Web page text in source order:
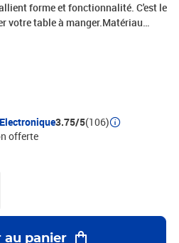
forme et fonctionnalité. C'est le
votre table à manger.Matériau
est fabriqué en acier
à manger lui permet de supporter
pratique : Ce pied de table à
réglables, garantissant une
et minimisant les rayures.
pré-percés et de vis fournies,
le pied au plateau de table
montage.Esthétique moderne : Ce
épurées et un design géométrique
du meuble. Et il s'adapte à
que les pieds de table, le plateau de
BlancMatériau : Acier
3.75/5(106)
offerte
au panier